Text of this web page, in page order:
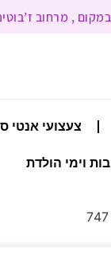
צעצועי אנטי
וימי הולדת